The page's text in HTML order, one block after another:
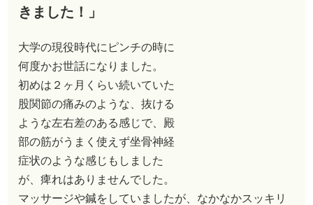
きました！」
大学の現役時代にピンチの時に
何度かお世話になりました。
初めは２ヶ月くらい続いていた
股関節の痛みのような、抜ける
ような左右差のある感じで、殿
部の筋がうまく使えず坐骨神経
症状のような感じもしました
が、痺れはありませんでした。
マッサージや鍼をしていましたが、なかなかスッキリ